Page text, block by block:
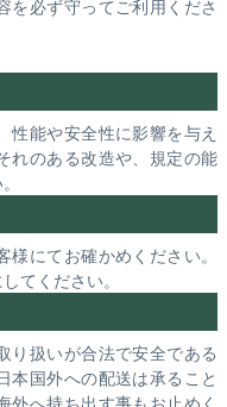
を必ず守ってご利用くださ
性能や安全性に影響を与え
れのある改造や、規定の能
にてお確かめください。
てください。
り扱いが合法で安全である
本国外への配送は承ること